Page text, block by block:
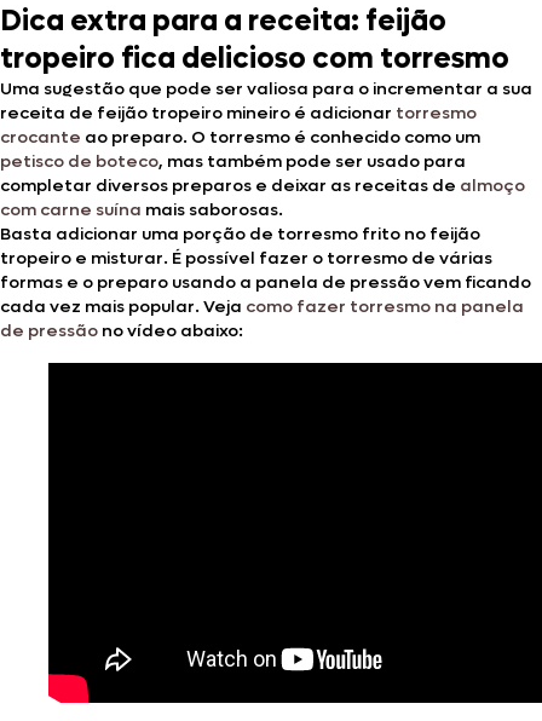
Dica extra para a receita: feijão
tropeiro fica delicioso com torresmo
Uma sugestão que pode ser valiosa para o incrementar a sua
receita de feijão tropeiro mineiro é adicionar torresmo
crocante ao preparo. O torresmo é conhecido como um
petisco de boteco, mas também pode ser usado para
completar diversos preparos e deixar as receitas de almoço
com carne suína mais saborosas.
Basta adicionar uma porção de torresmo frito no feijão
tropeiro e misturar. É possível fazer o torresmo de várias
formas e o preparo usando a panela de pressão vem ficando
cada vez mais popular. Veja como fazer torresmo na panela
de pressão no vídeo abaixo: